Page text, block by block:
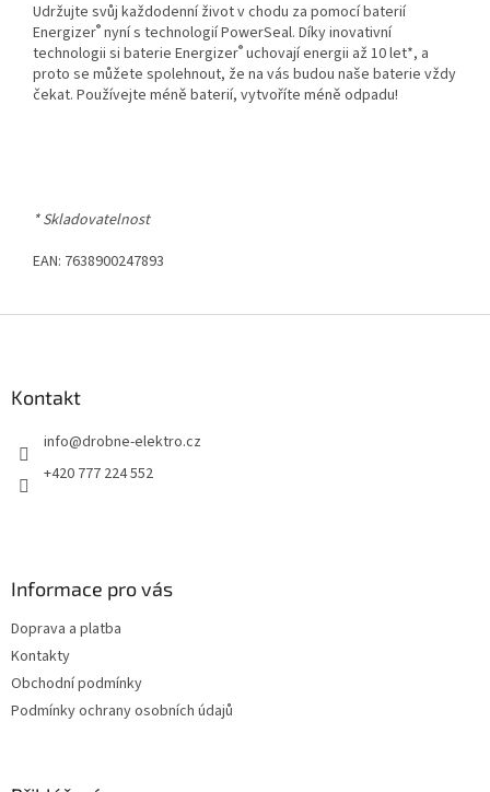
Udržujte svůj každodenní život v chodu za pomocí baterií
Energizer® nyní s technologií PowerSeal. Díky inovativní
technologii si baterie Energizer® uchovají energii až 10 let*, a
proto se můžete spolehnout, že na vás budou naše baterie vždy
čekat. Používejte méně baterií, vytvoříte méně odpadu!
* Skladovatelnost
EAN: 7638900247893
Kontakt
info@drobne-elektro.cz
+420 777 224 552
Informace pro vás
Doprava a platba
Kontakty
Obchodní podmínky
Podmínky ochrany osobních údajů